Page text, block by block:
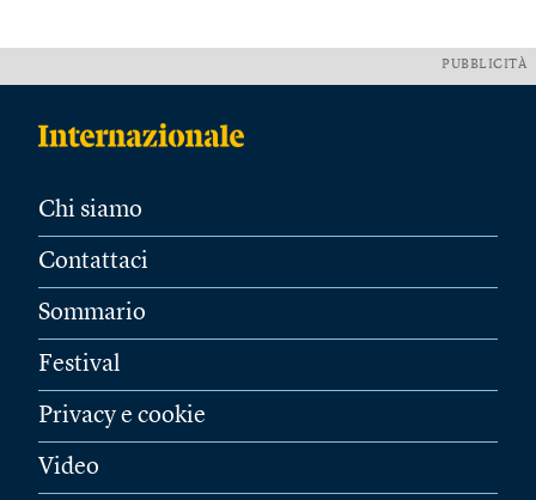
PUBBLICITÀ
Chi siamo
Contattaci
Sommario
Festival
Privacy e cookie
Video